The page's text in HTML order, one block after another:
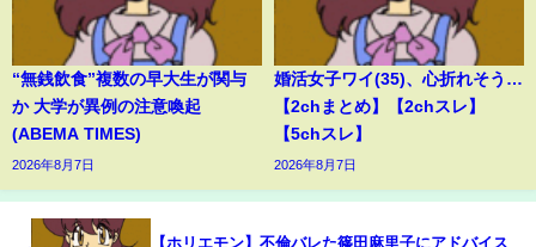
“無銭飲食”複数の早大生が関与
か 大学が異例の注意喚起
(ABEMA TIMES)
2026年8月7日
婚活女子ワイ(35)、心折れそう…
【2chまとめ】【2chスレ】
【5chスレ】
2026年8月7日
【ホリエモン】不倫バレた篠田麻里子にアドバイス